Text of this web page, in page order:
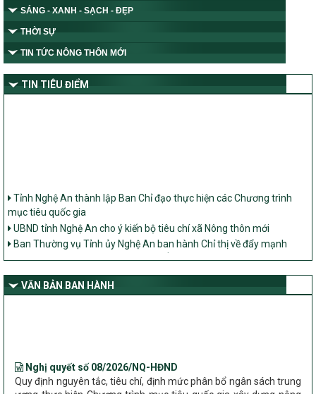
SÁNG - XANH - SẠCH - ĐẸP
THỜI SỰ
TIN TỨC NÔNG THÔN MỚI
TIN TIÊU ĐIỂM
mục tiêu quốc gia
UBND tỉnh Nghệ An cho ý kiến bộ tiêu chí xã Nông thôn mới
Ban Thường vụ Tỉnh ủy Nghệ An ban hành Chỉ thị về đẩy mạnh
thực hiện Chương trình mục tiêu quốc gia xây dựng nông thôn mới,
giảm nghèo bền vững và phát triển kinh tế – xã hội vùng đồng bào
dân tộc thiểu số và miền núi giai đoạn 2026 – 2030 trên địa bàn tỉnh
Nghệ An
VĂN BẢN BAN HÀNH
Quy định nguyên tắc, tiêu chí, định mức phân bổ ngân sách trung
ương thực hiện Chương trình mục tiêu quốc gia xây dựng nông
thôn mới, giảm nghèo bền vững và phát triển kinh tế – xã hội